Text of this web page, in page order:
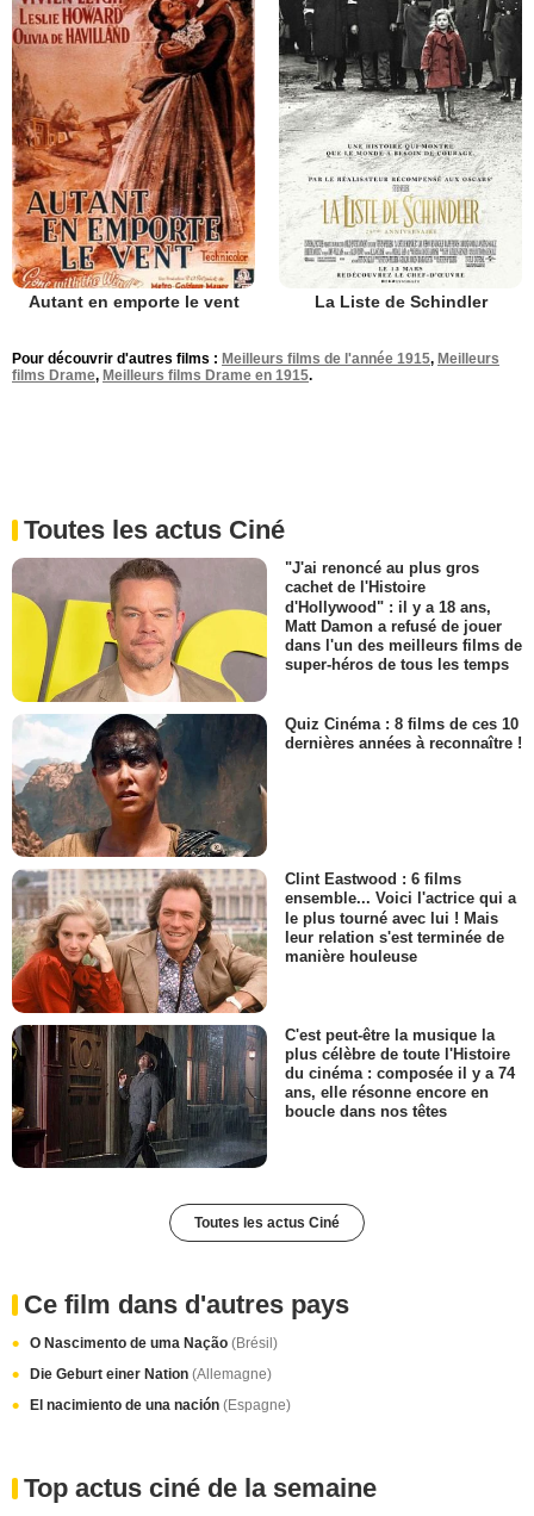
Autant en emporte le vent La Liste de Schindler
Pour découvrir d'autres films : Meilleurs films de l'année 1915, Meilleurs
films Drame, Meilleurs films Drame en 1915.
Toutes les actus Ciné
"J'ai renoncé au plus gros
cachet de l'Histoire
d'Hollywood" : il y a 18 ans,
Matt Damon a refusé de jouer
dans l'un des meilleurs films de
super-héros de tous les temps
Quiz Cinéma : 8 films de ces 10
dernières années à reconnaître !
Clint Eastwood : 6 films
ensemble... Voici l'actrice qui a
le plus tourné avec lui ! Mais
leur relation s'est terminée de
manière houleuse
C'est peut-être la musique la
plus célèbre de toute l'Histoire
du cinéma : composée il y a 74
ans, elle résonne encore en
boucle dans nos têtes
Toutes les actus Ciné
Ce film dans d'autres pays
O Nascimento de uma Nação (Brésil)
Die Geburt einer Nation (Allemagne)
El nacimiento de una nación (Espagne)
Top actus ciné de la semaine